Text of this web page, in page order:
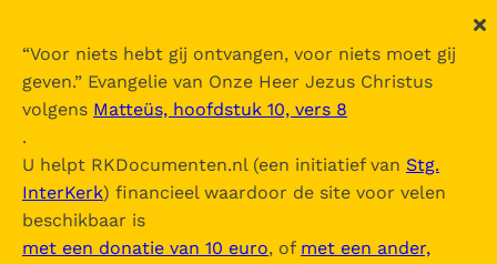
“Voor niets hebt gij ontvangen, voor niets moet gij
geven.” Evangelie van Onze Heer Jezus Christus
volgens Matteüs, hoofdstuk 10, vers 8
.
U helpt RKDocumenten.nl (een initiatief van Stg.
InterKerk) financieel waardoor de site voor velen
beschikbaar is
met een donatie van 10 euro, of met een ander,